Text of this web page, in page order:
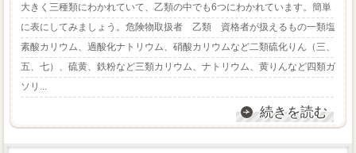
大きく三種類にわかれていて、乙類の中でも6つにわかれています。簡単
に表にしてみましょう。危険物取扱者 乙類 資格者が扱えるもの一類塩
素酸カリウム、過酸化ナトリウム、硝酸カリウムなど二類硫化りん（三、
五、七）、硫黄、鉄粉など三類カリウム、ナトリウム、黄りんなど四類ガ
ソリ...
続きを読む